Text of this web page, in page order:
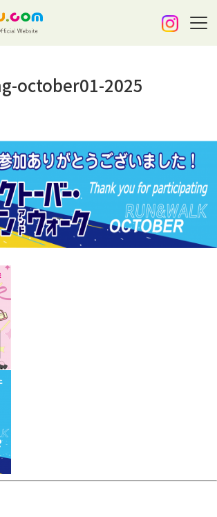
october01-2025